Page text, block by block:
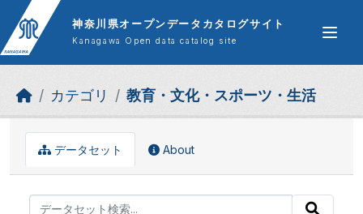
Skip to main content
神奈川県オープンデータカタログサイト
Kanagawa Open data catalog site
カテゴリ 教育・文化・スポーツ・生活
データセット About